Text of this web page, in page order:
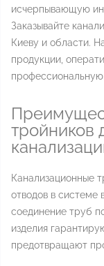
исчерпывающую
Заказывайте
Киеву и области.
продукции,
тройников
Канализационные
отводов в системе
соединение труб
изделия
предотвращают